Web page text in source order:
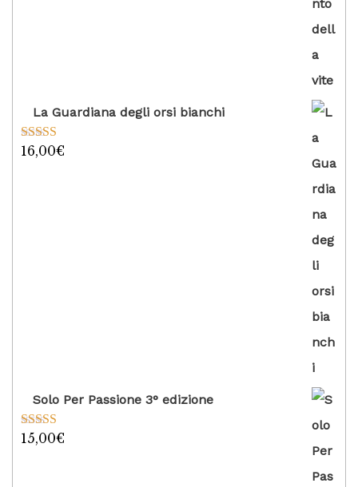
La Guardiana degli orsi bianchi
Valutato
16,00€
Solo Per Passione 3° edizione
Valutato
15,00€